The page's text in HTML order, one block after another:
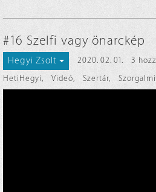
#16 Szelfi vagy önarckép
Hegyi Zsolt 2020. 02. 01.
3
HetiHegyi , Videó, Szertár, Szorgalmi